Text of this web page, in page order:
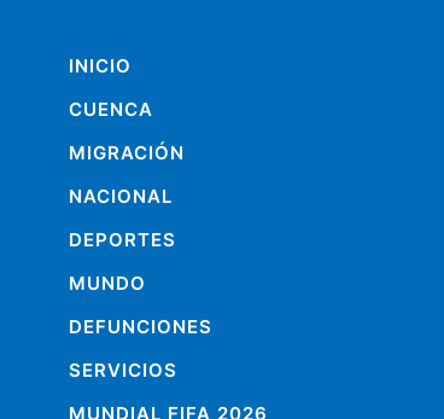
INICIO
CUENCA
MIGRACIÓN
NACIONAL
DEPORTES
MUNDO
DEFUNCIONES
SERVICIOS
MUNDIAL FIFA 2026